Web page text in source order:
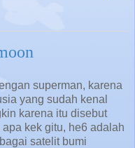
superman, karena
yang sudah kenal
karena itu disebut
kek gitu, he6 adalah
satelit bumi